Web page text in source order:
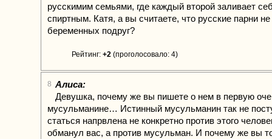
русскимим семьями, где каждый второй заливает
спиртным. Катя, а вы считаете, что русские парни
беременных подруг?
Рейтинг: +2 (проголосовало: 4)
8 Алиса:
Девушка, почему же вы пишете о нем в первую
мусульманине… Истинный мусульманин так не
статься напрвлена не конкретно против этого
обманул вас, а против мусульман. И почему же вы